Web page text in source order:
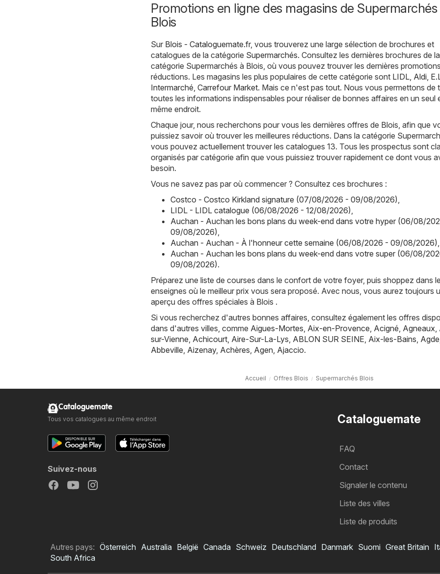
Promotions en ligne des magasins de Supermarchés
Blois
Sur Blois - Cataloguemate.fr, vous trouverez une large sélection de brochures et
catalogues de la catégorie Supermarchés. Consultez les dernières brochures de la
catégorie Supermarchés à Blois, où vous pouvez trouver les dernières
réductions. Les magasins les plus populaires de cette catégorie sont LIDL, Aldi,
Intermarché, Carrefour Market. Mais ce n'est pas tout. Nous vous permettons de
toutes les informations indispensables pour réaliser de bonnes affaires en un seul
même endroit.
Chaque jour, nous recherchons pour vous les dernières offres de Blois, afin que
puissiez savoir où trouver les meilleures réductions. Dans la catégorie
vous pouvez actuellement trouver les catalogues 13. Tous les prospectus sont
organisés par catégorie afin que vous puissiez trouver rapidement ce dont vous
besoin.
Vous ne savez pas par où commencer ? Consultez ces brochures :
Costco - Costco Kirkland signature (07/08/2026 - 09/08/2026),
LIDL - LIDL catalogue (06/08/2026 - 12/08/2026),
Auchan - Auchan les bons plans du week-end dans votre hyper (06/08/
09/08/2026),
Auchan - Auchan - À l'honneur cette semaine (06/08/2026 - 09/08/2026),
Auchan - Auchan les bons plans du week-end dans votre super (06/08/
09/08/2026).
Préparez une liste de courses dans le confort de votre foyer, puis shoppez dans
enseignes où le meilleur prix vous sera proposé. Avec nous, vous aurez toujours
aperçu des offres spéciales à Blois .
Si vous recherchez d'autres bonnes affaires, consultez également les offres
dans d'autres villes, comme Aigues-Mortes, Aix-en-Provence, Acigné, Agneaux,
sur-Vienne, Achicourt, Aire-Sur-La-Lys, ABLON SUR SEINE, Aix-les-Bains, Agde
Abbeville, Aizenay, Achères, Agen, Ajaccio.
Accueil Offres Blois Supermarchés Blois
Cataloguemate
FAQ
Contact
Signaler le contenu
Liste des villes
Liste de produits
Cataloguemate
Tous vos catalogues au même endroit
Suivez-nous
Autres pays: Österreich Australia België Canada Schweiz Deutschland Danmark Suomi Great Britain
South Africa